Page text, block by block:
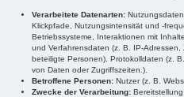
Verarbeitete Datenarten:
Klickpfade, Nutzungsintensität und -
Betriebssysteme, Interaktionen mit
und Verfahrensdaten (z. B. IP-Adressen,
beteiligte Personen). Protokolldaten (z.
von Daten oder Zugriffszeiten.).
Betroffene Personen: Nutzer (z. B.
Zwecke der Verarbeitung: